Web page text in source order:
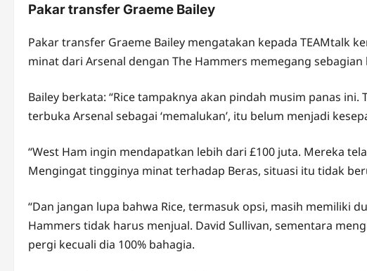
Pakar transfer Graeme Bailey
Pakar transfer Graeme Bailey mengatakan kepada TEAMtalk
minat dari Arsenal dengan The Hammers memegang
Bailey berkata: “Rice tampaknya akan pindah musim panas
terbuka Arsenal sebagai ‘memalukan’, itu belum menjadi
“West Ham ingin mendapatkan lebih dari £100 juta. Mereka
Mengingat tingginya minat terhadap Beras, situasi itu tidak
“Dan jangan lupa bahwa Rice, termasuk opsi, masih memiliki
Hammers tidak harus menjual. David Sullivan, sementara
pergi kecuali dia 100% bahagia.